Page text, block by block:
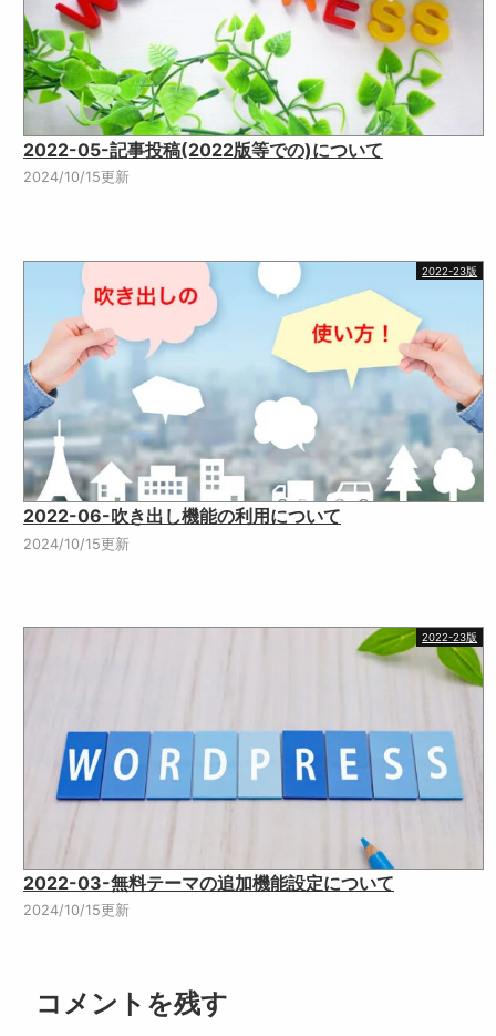
2022-05-記事投稿(2022版等での)について
2024/10/15更新
2022-23版
2022-06-吹き出し機能の利用について
2024/10/15更新
2022-23版
2022-03-無料テーマの追加機能設定について
2024/10/15更新
コメントを残す